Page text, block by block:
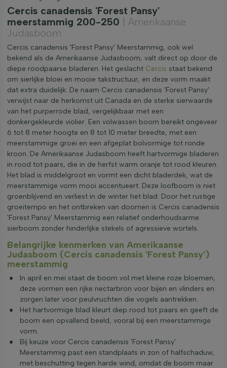
Cercis canadensis 'Forest Pansy'
meerstammig 200-250
| Amerikaanse
Judasboom
Cercis canadensis 'Forest Pansy' Meerstammig, ook wel
bekend als de Amerikaanse Judasboom, valt direct op door de
diepe roodpaarse bladeren. Het geslacht Cercis staat bekend
om sierlijke bloei en mooie takstructuur, en deze vorm maakt
dat extra duidelijk. De naam Cercis canadensis 'Forest Pansy'
verwijst naar de herkomst uit Canada en de sterke sierwaarde
van het purperrode blad, vergelijkbaar met een
donkergekleurde violier. Een volwassen boom bereikt ongeveer
6 tot 8 meter hoogte en 8 tot 10 meter breedte, met een
meerstammige groei en een afgeplat bolvormige tot ronde
kroon. De Amerikaanse Judasboom heeft hartvormige bladeren
in rood tot paars, die in de herfst warm oranje tot rood kleuren.
Het blad is middelgroot en vormt een dicht bladerdek, wat de
meerstammige vorm mooi accentueert. Deze loofboom is niet
groenblijvend en verliest in de winter het blad. Door het rustige
groeitempo en het ontbreken van doornen is Cercis canadensis
'Forest Pansy' Meerstammig een relatief onderhoudsarme
sierboom zonder hinderlijke stekels of agressieve wortels.
Belangrijke kenmerken van Amerikaanse
Judasboom (Cercis canadensis 'Forest Pansy')
meerstammig
In april en mei staat de boom vol met kleine roze bloemen;
deze vormen een rijke nectarbron voor bijen en vlinders en
zorgen later voor peulvruchten die vogels aantrekken.
Het hartvormige blad kleurt diep rood tot paars en geeft de
boom een opvallend beeld, vooral bij een meerstammige
vorm.
Bij keuze voor Cercis canadensis 'Forest Pansy'
Meerstammig past een standplaats in zon of halfschaduw,
met beschutting tegen harde wind, omdat de boom maar